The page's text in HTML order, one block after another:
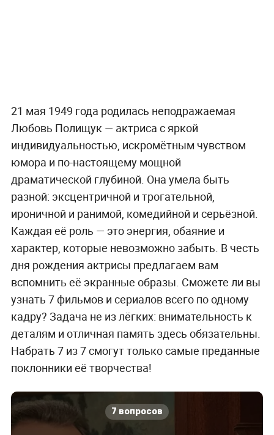
21 мая 1949 года родилась неподражаемая
Любовь Полищук — актриса с яркой
индивидуальностью, искромётным чувством
юмора и по-настоящему мощной
драматической глубиной. Она умела быть
разной: эксцентричной и трогательной,
ироничной и ранимой, комедийной и серьёзной.
Каждая её роль — это энергия, обаяние и
характер, которые невозможно забыть. В честь
дня рождения актрисы предлагаем вам
вспомнить её экранные образы. Сможете ли вы
узнать 7 фильмов и сериалов всего по одному
кадру? Задача не из лёгких: внимательность к
деталям и отличная память здесь обязательны.
Набрать 7 из 7 смогут только самые преданные
поклонники её творчества!